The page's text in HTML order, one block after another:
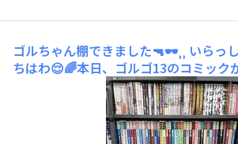
ゴルちゃん棚できました🔫🕶⸒⸒ いらっ
ちはわ😌🌈本日、ゴルゴ13のコミック
𝗻𝗲𝘄✨補充し終わった後はやりきった
貰いたいと言う気持ちでいっぱいです
ん棚と命名したいと思います🫡